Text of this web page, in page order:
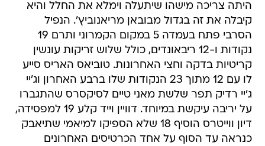
היתה צריכה מישהו שיתעלה וימלא את החלל והיא
קיבלה את זה בגדול מבובאן מריאנוביץ'. הנפיל
הסרבי פתח בעמדה 5 במקום הקמרוני ותרם 19
נקודות ו-12 ריבאונדים, כולל שלוש זריקות עונשין
קריטיות בדקה וחצי האחרונות. טוביאס האריס סייע
לו עם 12 מתוך 23 הנקודות שלו ברבע האחרון וג'יי
ג'יי רדיק תפר שלשת מאני טיים לסיקסרס שהתגברו
על יריבה עיקשת במיוחד. דוויין וייד קלע 19 למפסידה,
דיון ווייטרס הוסיף 18 שלא הספיקו למיאמי שתיאבק
כנראה עד הסוף על אחד הכרטיסים האחרונים